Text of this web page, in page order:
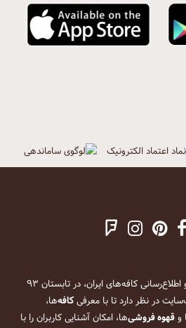
کافه‌یاب به عنوان مرجع معرفی و اطلاع‌رسانی کافه‌های ایران، در تابستان ۹۳
در نظر دارد تا با معرفیکافه‌ها،
وقهوه فروشی‌ها، امکان آشنایی کاربران را با